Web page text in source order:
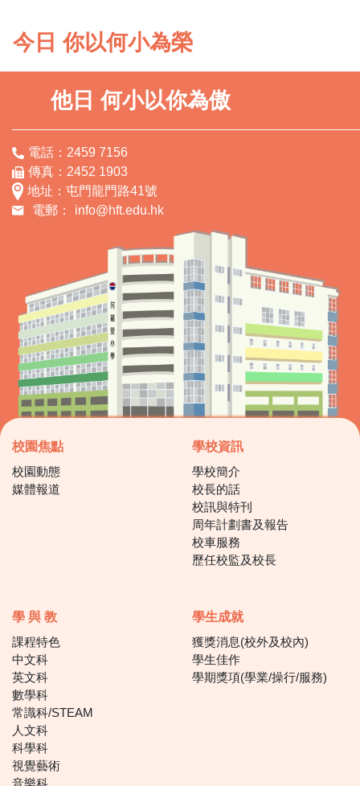
今日 你以何小為榮
他日 何小以你為傲
電話：2459 7156
傳真：2452 1903
地址：屯門龍門路41號
電郵：
info@hft.edu.hk
校園焦點
校園動態
媒體報道
學校資訊
學校簡介
校長的話
校訊與特刊
周年計劃書及報告
校車服務
歷任校監及校長
學 與 教
課程特色
中文科
英文科
數學科
常識科/STEAM
人文科
科學科
視覺藝術
音樂科
學生成就
獲獎消息(校外及校內)
學生佳作
學期獎項(學業/操行/服務)